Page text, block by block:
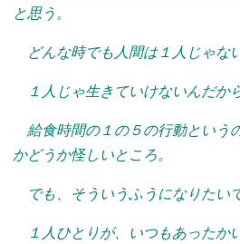
と思う。
どんな時でも人間は１人じゃな
１人じゃ生きていけないんだか
給食時間の１の５の行動という
かどうか怪しいところ。
でも、そういうふうになりたい
１人ひとりが、いつもあったか